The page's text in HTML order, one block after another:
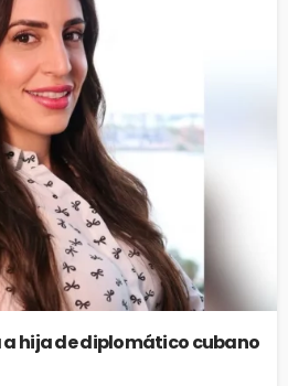
a hija de diplomático cubano